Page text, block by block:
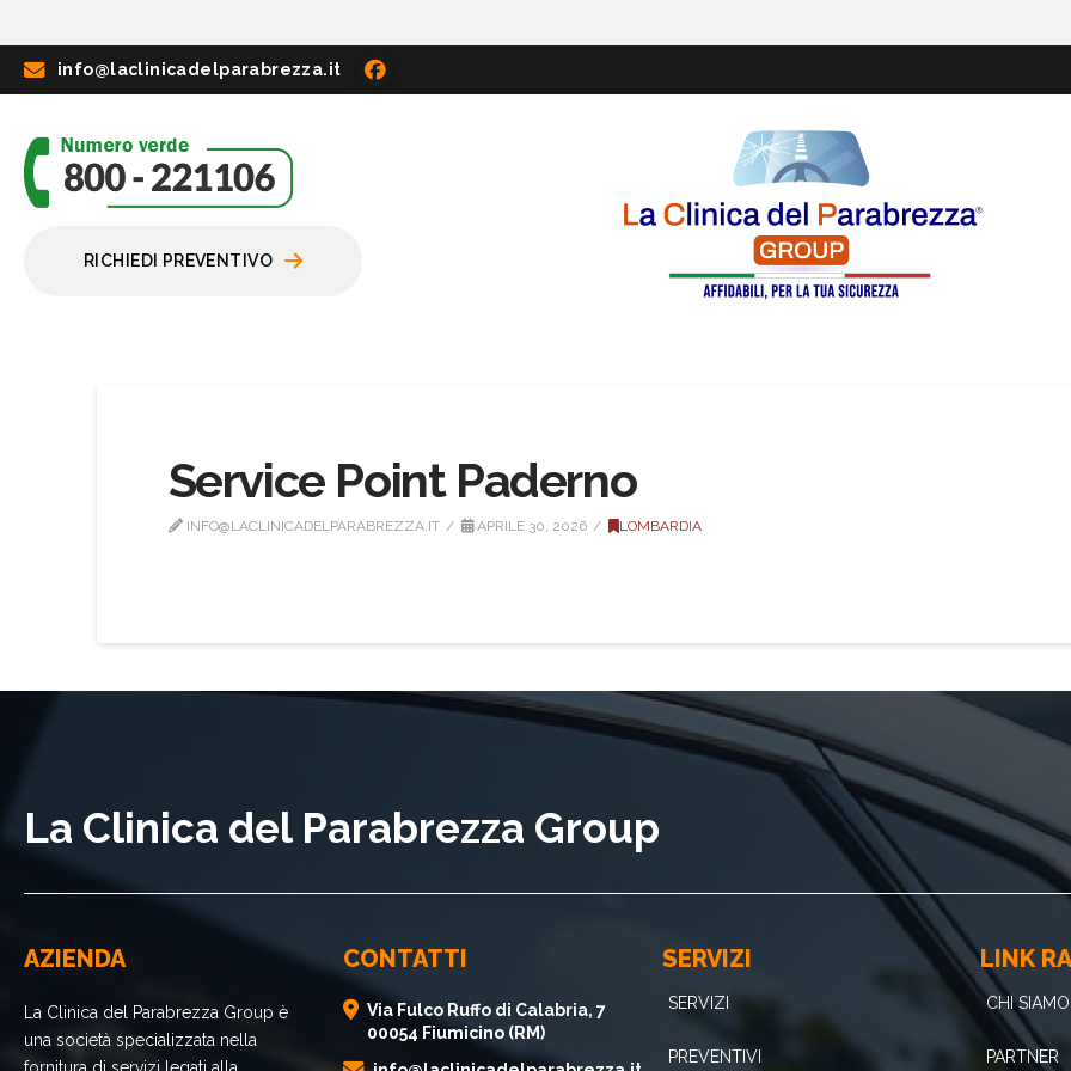
info@laclinicadelparabrezza.it
RICHIEDI PREVENTIVO
Service Point Paderno
INFO@LACLINICADELPARABREZZA.IT APRILE 30, 2026 LOMBARDIA
La Clinica del Parabrezza Group
AZIENDA
La Clinica del Parabrezza Group è
una società specializzata nella
CONTATTI
Via Fulco Ruffo di Calabria, 7
00054 Fiumicino (RM)
SERVIZI
SERVIZI
PREVENTIVI
LINK
CHI SIAMO
PARTNER